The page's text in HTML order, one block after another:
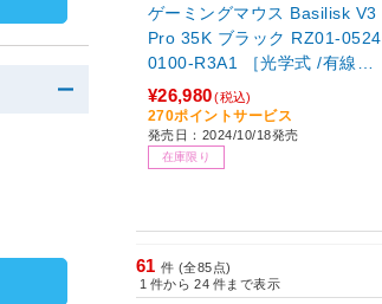
ゲーミングマウス Basilisk V3
Pro 35K ブラック RZ01-0524
0100-R3A1 ［光学式 /有線／
無線(ワイヤレス) /11ボタン /
Bluetooth・USB］
¥26,980(税込)
270ポイントサービス
発売日：2024/10/18発売
在庫限り
61 件 (全85点)
1 件から 24 件まで表示